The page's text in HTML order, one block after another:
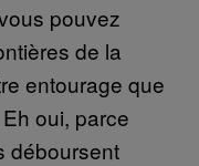
pouvez
de la
entourage que
oui, parce
déboursent